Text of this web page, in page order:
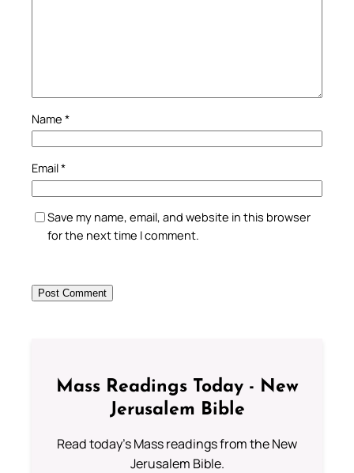
Name *
Email*
Save my name, email, and website in this browser
for the next time I comment.
Mass Readings Today - New
Jerusalem Bible
Read today's Mass readings from the New
Jerusalem Bible.